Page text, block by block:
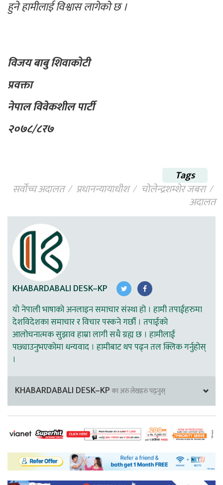
हुने हामीलाई विश्वास लागेको छ ।
विजय बाबु शिवाकोटी
प्रवक्ता
नेपाल विवेकशील पार्टी
२०७८/८र७
Tags
सर्वोच्च अदालत
प्रधानन्यायाधीश चोलेन्द्रशम्शेर जबरा
अदालत
KHABARDABALI DESK–KP
यो नेपाली भाषाको अनलाइन समाचार संस्था हो । हामी तपाईहरुमा
देशविदेशका समाचार र विचार पस्कने गर्छौ । तपाईको
आलोचनात्मक सुझाव हाम्रा लागी सधै ग्रह्य छ । हामीलाई
पछ्याउनुभएकोमा धन्यवाद । हामीबाट थप पढ्न तल क्लिक गर्नुहोस्
।
KHABARDABALI DESK–KPका अरु लेखहरु पढ्नुस्